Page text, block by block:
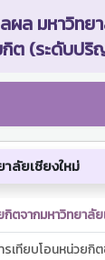
ผล มหาวิทย
กิต (ระดับป
ลัยเชียงใหม่
ตจากมหาวิทยาลัย
ารเทียบโอนหน่ว